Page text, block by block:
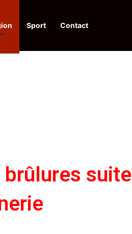
Sport Contact
suite